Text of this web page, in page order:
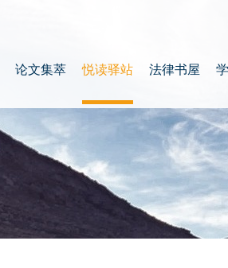
论文集萃 悦读驿站 法律书屋